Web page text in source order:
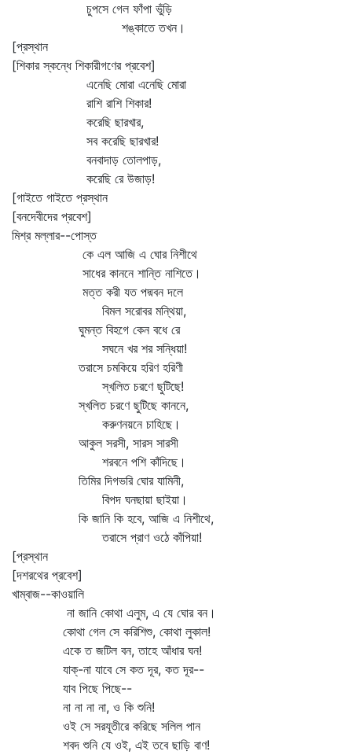
চুপসে গেল ফাঁপা ভুঁড়ি
শঙ্কাতে তখন।
[প্রস্থান
[শিকার স্কন্ধে শিকারীগণের প্রবেশ]
এনেছি মোরা এনেছি মোরা
রাশি রাশি শিকার!
করেছি ছারখার,
সব করেছি ছারখার!
বনবাদাড় তোলপাড়,
করেছি রে উজাড়!
[গাইতে গাইতে প্রস্থান
[বনদেবীদের প্রবেশ]
মিশ্র মল্লার--পোস্ত
কে এল আজি এ ঘোর নিশীথে
সাধের কাননে শান্তি নাশিতে।
মত্ত করী যত পদ্মবন দলে
বিমল সরোবর মন্থিয়া,
ঘুমন্ত বিহগে কেন বধে রে
সঘনে খর শর সন্ধিয়া!
তরাসে চমকিয়ে হরিণ হরিণী
স্খলিত চরণে ছুটিছে!
স্খলিত চরণে ছুটিছে কাননে,
করুণনয়নে চাহিছে।
আকুল সরসী, সারস সারসী
শরবনে পশি কাঁদিছে।
তিমির দিগভরি ঘোর যামিনী,
বিপদ ঘনছায়া ছাইয়া।
কি জানি কি হবে, আজি এ নিশীথে,
তরাসে প্রাণ ওঠে কাঁপিয়া!
[প্রস্থান
[দশরথের প্রবেশ]
খাম্বাজ--কাওয়ালি
না জানি কোথা এলুম, এ যে ঘোর বন।
কোথা গেল সে করিশিশু, কোথা লুকাল!
একে ত জটিল বন, তাহে আঁধার ঘন!
যাক্‌-না যাবে সে কত দূর, কত দূর--
যাব পিছে পিছে--
না না না না, ও কি শুনি!
ওই সে সরযূতীরে করিছে সলিল পান
শবদ শুনি যে ওই, এই তবে ছাড়ি বাণ!